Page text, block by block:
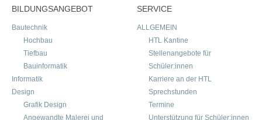
BILDUNGSANGEBOT
Bautechnik
Hochbau
Tiefbau
Bauinformatik
Informatik
Design
Grafik Design
Angewandte Malerei und
SERVICE
ALLGEMEIN
HTL Kantine
Stellenangebote für
Schüler:innen
Karriere an der HTL
Sprechstunden
Termine
Unterstützung für Schüler:innen